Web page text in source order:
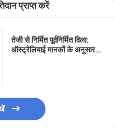
प्राप्त करें
तेजी से निर्मित पूर्वनिर्मित विला:
ऑस्ट्रेलियाई मानकों के अनुसार